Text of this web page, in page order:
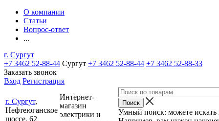
О компании
Статьи
Вопрос-ответ
...
г. Сургут
+7 3462 52-88-44 Сургут +7 3462 52-88-44 +7 3462 52-88-33
Заказать звонок
Вход Регистрация
г. Сургут,
Нефтеюганское
шоссе, 62
Интернет-
магазин
электрики и
Умный поиск: можете искать